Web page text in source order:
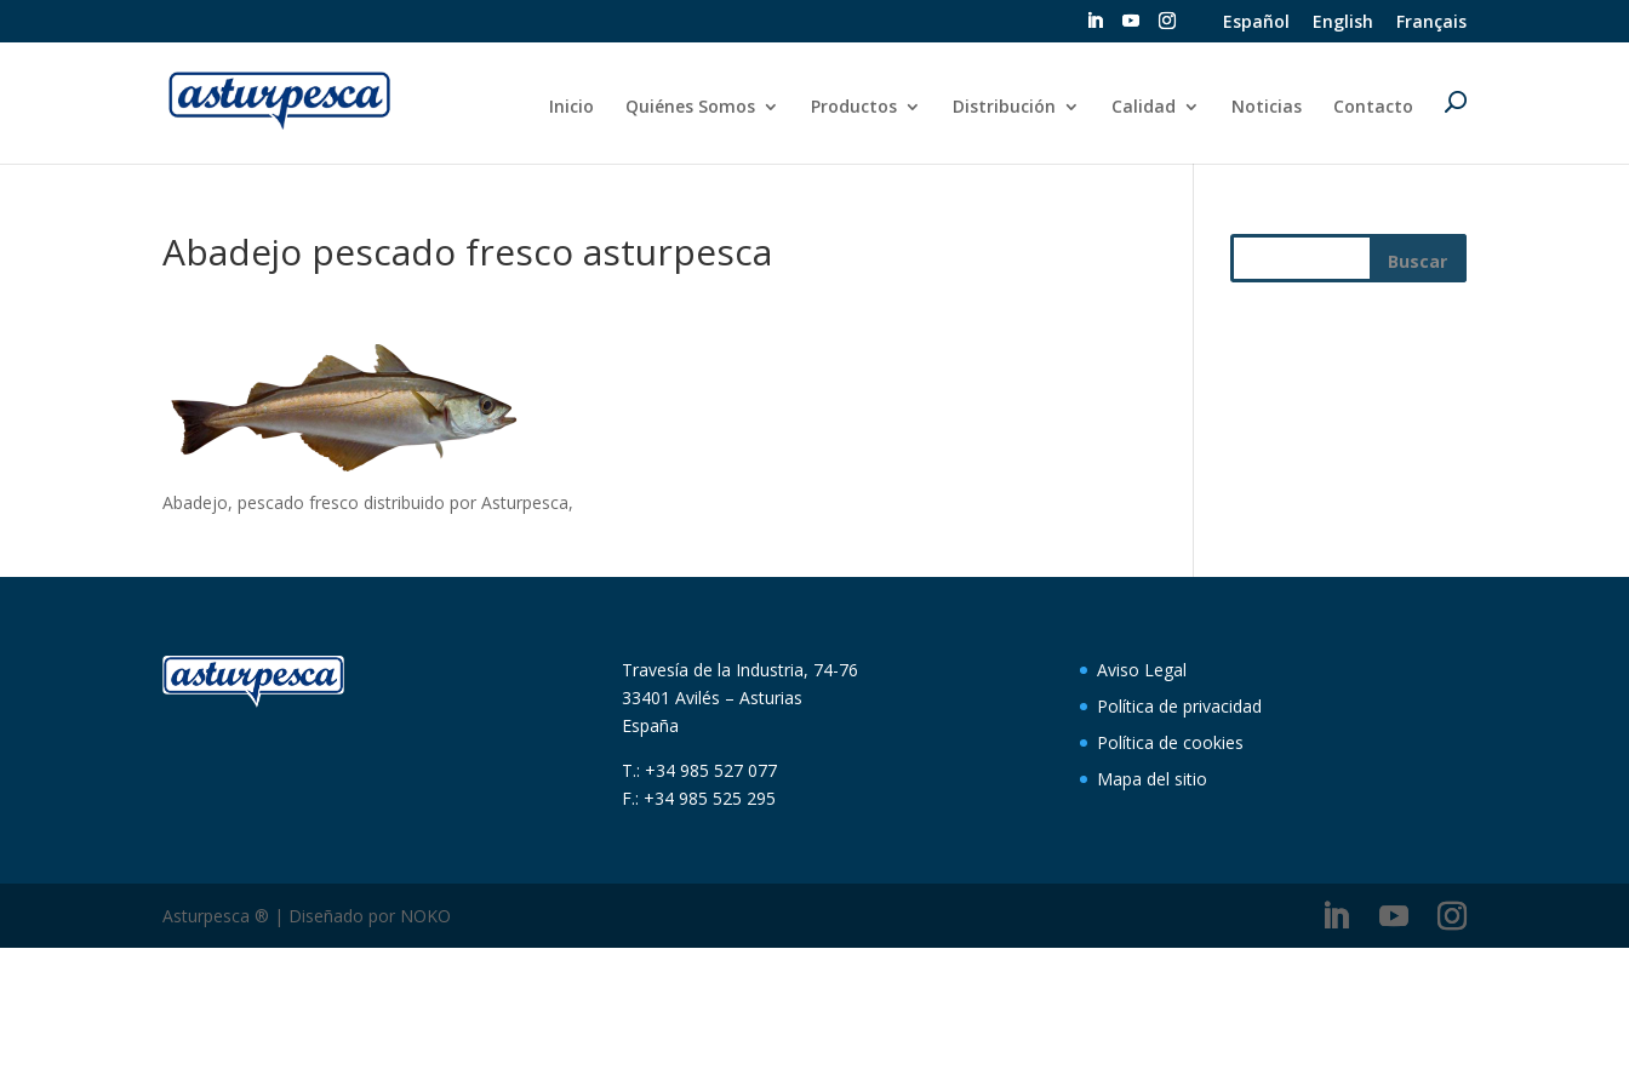
Español English Français
Inicio Quiénes Somos Productos Distribución Calidad Noticias Contacto
Abadejo pescado fresco asturpesca
Abadejo, pescado fresco distribuido por Asturpesca,
Travesía de la Industria, 74-76
33401 Avilés – Asturias
España
T.: +34 985 527 077
F.: +34 985 525 295
Aviso Legal
Política de privacidad
Política de cookies
Mapa del sitio
Asturpesca ® | Diseñado por NOKO